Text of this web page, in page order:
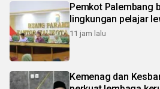
Pemkot Palembang
lingkungan pelajar
11 jam lalu
Kemenag dan